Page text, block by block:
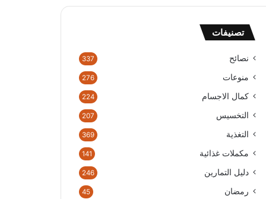
تصنيفات
نصائح 337
منوعات 276
كمال الاجسام 224
التخسيس 207
التغذية 369
مكملات غذائية 141
دليل التمارين 246
رمضان 45